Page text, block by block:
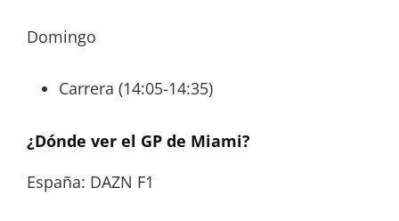
Domingo
Carrera (14:05-14:35)
¿Dónde ver el GP de Miami?
España: DAZN F1